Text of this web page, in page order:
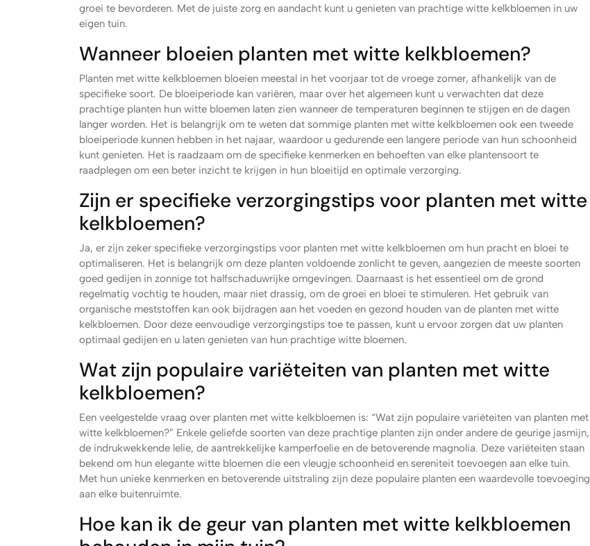
groei te bevorderen. Met de juiste zorg en aandacht kunt u genieten van prachtige witte kelkbloemen in uw
eigen tuin.
Wanneer bloeien planten met witte kelkbloemen?
Planten met witte kelkbloemen bloeien meestal in het voorjaar tot de vroege zomer, afhankelijk van de
specifieke soort. De bloeiperiode kan variëren, maar over het algemeen kunt u verwachten dat deze
prachtige planten hun witte bloemen laten zien wanneer de temperaturen beginnen te stijgen en de dagen
langer worden. Het is belangrijk om te weten dat sommige planten met witte kelkbloemen ook een tweede
bloeiperiode kunnen hebben in het najaar, waardoor u gedurende een langere periode van hun schoonheid
kunt genieten. Het is raadzaam om de specifieke kenmerken en behoeften van elke plantensoort te
raadplegen om een beter inzicht te krijgen in hun bloeitijd en optimale verzorging.
Zijn er specifieke verzorgingstips voor planten met witte
kelkbloemen?
Ja, er zijn zeker specifieke verzorgingstips voor planten met witte kelkbloemen om hun pracht en bloei te
optimaliseren. Het is belangrijk om deze planten voldoende zonlicht te geven, aangezien de meeste soorten
goed gedijen in zonnige tot halfschaduwrijke omgevingen. Daarnaast is het essentieel om de grond
regelmatig vochtig te houden, maar niet drassig, om de groei en bloei te stimuleren. Het gebruik van
organische meststoffen kan ook bijdragen aan het voeden en gezond houden van de planten met witte
kelkbloemen. Door deze eenvoudige verzorgingstips toe te passen, kunt u ervoor zorgen dat uw planten
optimaal gedijen en u laten genieten van hun prachtige witte bloemen.
Wat zijn populaire variëteiten van planten met witte
kelkbloemen?
Een veelgestelde vraag over planten met witte kelkbloemen is: “Wat zijn populaire variëteiten van planten met
witte kelkbloemen?” Enkele geliefde soorten van deze prachtige planten zijn onder andere de geurige jasmijn,
de indrukwekkende lelie, de aantrekkelijke kamperfoelie en de betoverende magnolia. Deze variëteiten staan
bekend om hun elegante witte bloemen die een vleugje schoonheid en sereniteit toevoegen aan elke tuin.
Met hun unieke kenmerken en betoverende uitstraling zijn deze populaire planten een waardevolle toevoeging
aan elke buitenruimte.
Hoe kan ik de geur van planten met witte kelkbloemen